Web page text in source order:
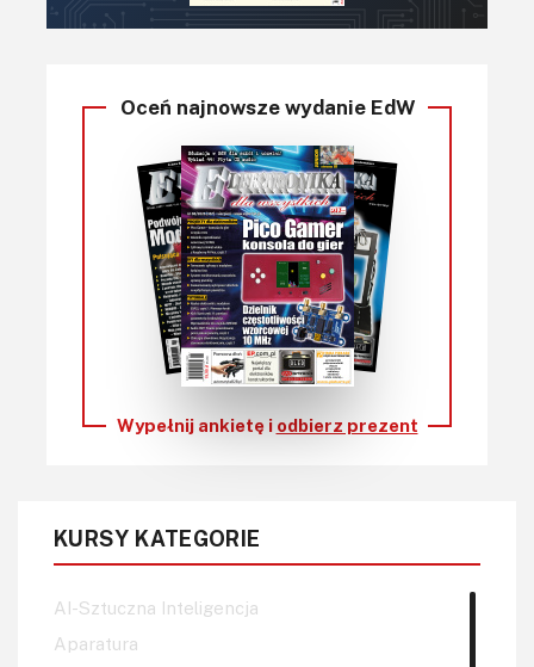
Oceń najnowsze wydanie EdW
Wypełnij ankietę i odbierz prezent
KURSY KATEGORIE
AI-Sztuczna Inteligencja
Aparatura